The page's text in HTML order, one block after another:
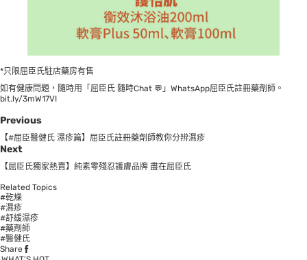
*只限屈臣氏駐店藥房有售
如有健康問題，隨時用「屈臣氏 隨時Chat 💬」WhatsApp屈臣氏註冊藥劑師。
bit.ly/3mW17VI
Previous
【#屈臣醫健氏 濕疹篇】屈臣氏註冊藥劑師教你分辨濕疹
Next
【屈臣氏獨家熱賣】純素零殘忍護膚品牌 盡在屈臣氏
Related Topics
#乾燥
#濕疹
#舒緩濕疹
#藥劑師
#醫健氏
Share